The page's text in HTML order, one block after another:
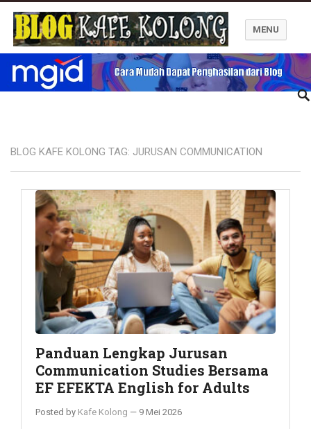
Blog Kafe Kolong
MENU
BLOG KAFE KOLONG TAG: JURUSAN COMMUNICATION
Panduan Lengkap Jurusan
Communication Studies Bersama
EF EFEKTA English for Adults
Posted by Kafe Kolong — 9 Mei 2026